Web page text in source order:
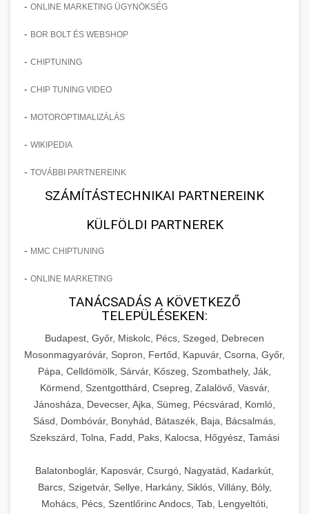
- ONLINE MARKETING ÜGYNÖKSÉG
- BOR BOLT ÉS WEBSHOP
- CHIPTUNING
- CHIP TUNING VIDEO
- MOTOROPTIMALIZÁLÁS
- WIKIPEDIA
- TOVÁBBI PARTNEREINK
SZÁMÍTÁSTECHNIKAI PARTNEREINK
KÜLFÖLDI PARTNEREK
- MMC CHIPTUNING
- ONLINE MARKETING
TANÁCSADÁS A KÖVETKEZŐ
TELEPÜLÉSEKEN:
Budapest, Győr, Miskolc, Pécs, Szeged, Debrecen
Mosonmagyaróvár, Sopron, Fertőd, Kapuvár, Csorna, Győr,
Pápa, Celldömölk, Sárvár, Kőszeg, Szombathely, Ják,
Körmend, Szentgotthárd, Csepreg, Zalalövő, Vasvár,
Jánosháza, Devecser, Ajka, Sümeg, Pécsvárad, Komló,
Sásd, Dombóvár, Bonyhád, Bátaszék, Baja, Bácsalmás,
Szekszárd, Tolna, Fadd, Paks, Kalocsa, Hőgyész, Tamási
Balatonboglár, Kaposvár, Csurgó, Nagyatád, Kadarkút,
Barcs, Szigetvár, Sellye, Harkány, Siklós, Villány, Bóly,
Mohács, Pécs, Szentlőrinc Andocs, Tab, Lengyeltóti,